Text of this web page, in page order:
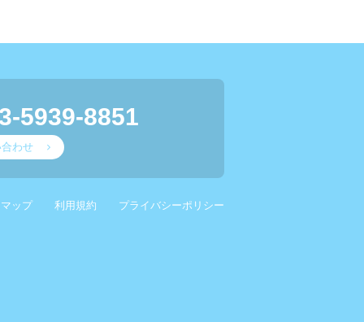
5939-8851
わせ
ップ 利用規約 プライバシーポリシー